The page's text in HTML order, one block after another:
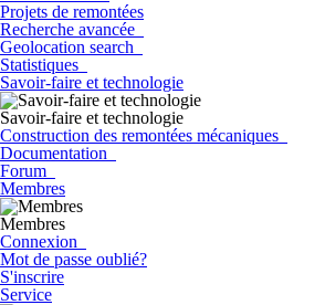
Projets de remontées
Recherche avancée
Geolocation search
Statistiques
Savoir-faire et technologie
Savoir-faire et technologie
Construction des remontées mécaniques
Documentation
Forum
Membres
Membres
Connexion
Mot de passe oublié?
S'inscrire
Service